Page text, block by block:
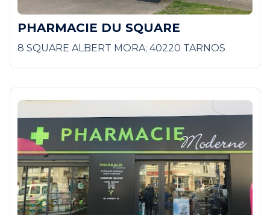
PHARMACIE DU SQUARE
8 SQUARE ALBERT MORA; 40220 TARNOS